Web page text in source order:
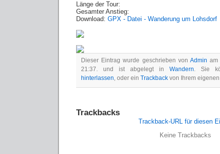
Länge der Tour:
Gesamter Anstieg:
Download: GPX - Datei - Wanderung um Lohsdorf
Dieser Eintrag wurde geschrieben von Admin am
21:37. und ist abgelegt in Wandern. Sie
hinterlassen, oder ein Trackback von Ihrem
Trackbacks
Trackback-URL für diesen
Keine Trackbacks